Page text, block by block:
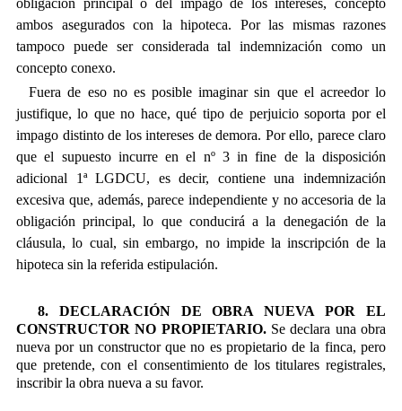
ambos asegurados con la hipoteca. Por las mismas razones
tampoco puede ser considerada tal indemnización como un
concepto conexo.
Fuera de eso no es posible imaginar sin que el acreedor lo
justifique, lo que no hace, qué tipo de perjuicio soporta por el
impago distinto de los intereses de demora. Por ello, parece claro
que el supuesto incurre en el nº 3 in fine de la disposición
adicional 1ª LGDCU, es decir, contiene una indemnización
excesiva que, además, parece independiente y no accesoria de la
obligación principal, lo que conducirá a la denegación de la
cláusula, lo cual, sin embargo, no impide la inscripción de la
hipoteca sin la referida estipulación.
8. DECLARACIÓN DE OBRA NUEVA POR EL
CONSTRUCTOR NO PROPIETARIO. Se declara una obra
nueva por un constructor que no es propietario de la finca, pero
que pretende, con el consentimiento de los titulares registrales,
inscribir la obra nueva a su favor.